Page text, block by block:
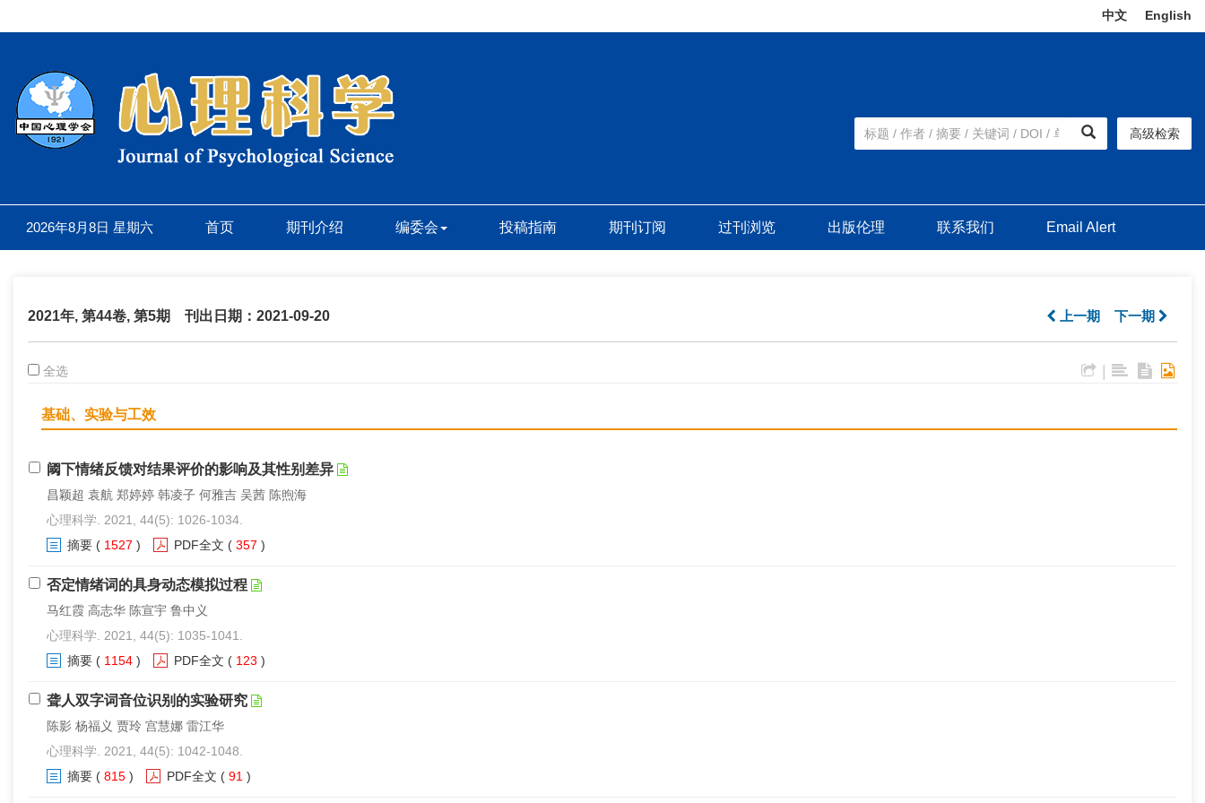
中文 English
高级检索
2026年8月8日 星期六 首页 期刊介绍 编委会 投稿指南 期刊订阅 过刊浏览 出版伦理 联系我们 Email Alert
2021年, 第44卷, 第5期 刊出日期：2021-09-20 上一期 下一期
全选
基础、实验与工效
阈下情绪反馈对结果评价的影响及其性别差异
昌颖超 袁航 郑婷婷 韩凌子 何雅吉 吴茜 陈煦海
心理科学. 2021, 44(5): 1026-1034.
摘要 ( 1527 ) PDF全文 ( 357 )
否定情绪词的具身动态模拟过程
马红霞 高志华 陈宣宇 鲁中义
心理科学. 2021, 44(5): 1035-1041.
摘要 ( 1154 ) PDF全文 ( 123 )
聋人双字词音位识别的实验研究
陈影 杨福义 贾玲 宫慧娜 雷江华
心理科学. 2021, 44(5): 1042-1048.
摘要 ( 815 ) PDF全文 ( 91 )